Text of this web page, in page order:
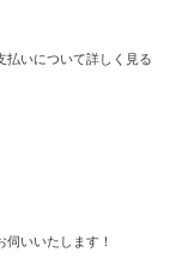
払いについて詳しく見る
いいたします！